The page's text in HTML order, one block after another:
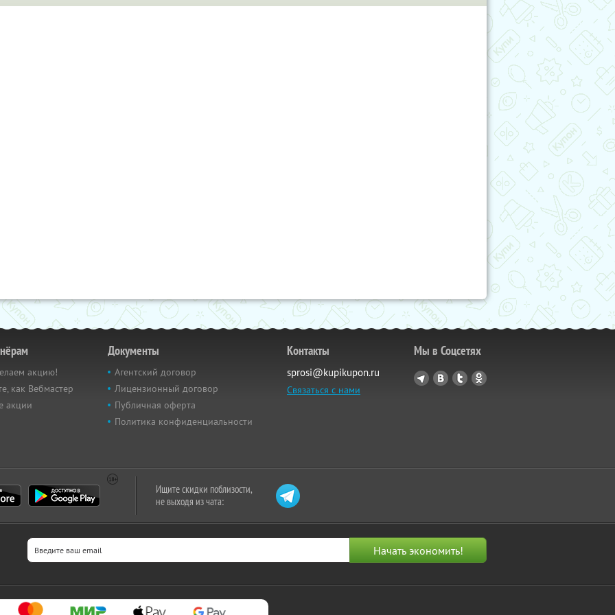
акцию!
как Вебмастер
акции
Документы
Агентский договор
Лицензионный договор
Публичная оферта
Политика конфиденциальности
Контакты
sprosi@kupikupon.ru
Связаться с нами
Мы в Соцсетях
Ищите скидки поблизости,
не выходя из чата: